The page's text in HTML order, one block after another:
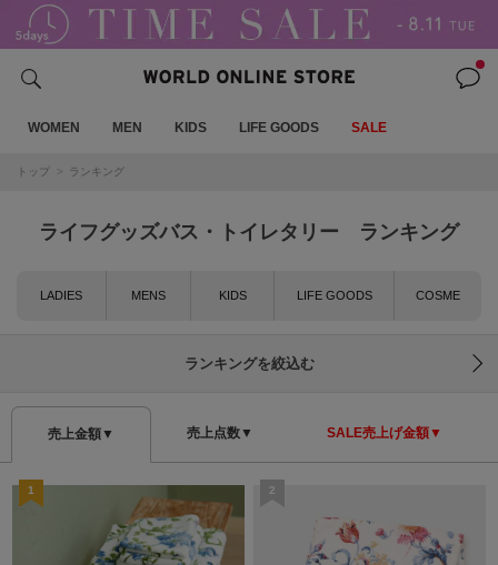
WOMEN MEN KIDS LIFE GOODS SALE
トップ ランキング
ライフグッズバス・トイレタリー ランキング
LADIES MENS KIDS LIFE GOODS COSME
ランキングを絞込む
売上金額▼ 売上点数▼ SALE売上げ金額▼